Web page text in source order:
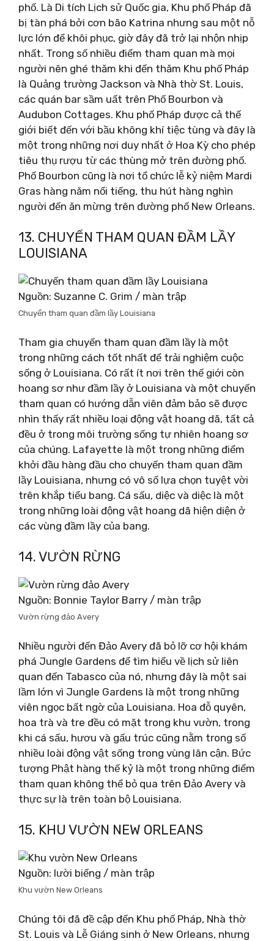
phố. Là Di tích Lịch sử Quốc gia, Khu phố Pháp đã
bị tàn phá bởi cơn bão Katrina nhưng sau một nỗ
lực lớn để khôi phục, giờ đây đã trở lại nhộn nhịp
nhất. Trong số nhiều điểm tham quan mà mọi
người nên ghé thăm khi đến thăm Khu phố Pháp
là Quảng trường Jackson và Nhà thờ St. Louis,
các quán bar sầm uất trên Phố Bourbon và
Audubon Cottages. Khu phố Pháp được cả thế
giới biết đến với bầu không khí tiệc tùng và đây là
một trong những nơi duy nhất ở Hoa Kỳ cho phép
tiêu thụ rượu từ các thùng mở trên đường phố.
Phố Bourbon cũng là nơi tổ chức lễ kỷ niệm Mardi
Gras hàng năm nổi tiếng, thu hút hàng nghìn
người đến ăn mừng trên đường phố New Orleans.
13. CHUYẾN THAM QUAN ĐẦM LẦY
LOUISIANA
Nguồn: Suzanne C. Grim / màn trập
Chuyến tham quan đầm lầy Louisiana
Tham gia chuyến tham quan đầm lầy là một
trong những cách tốt nhất để trải nghiệm cuộc
sống ở Louisiana. Có rất ít nơi trên thế giới còn
hoang sơ như đầm lầy ở Louisiana và một chuyến
tham quan có hướng dẫn viên đảm bảo sẽ được
nhìn thấy rất nhiều loại động vật hoang dã, tất cả
đều ở trong môi trường sống tự nhiên hoang sơ
của chúng. Lafayette là một trong những điểm
khởi đầu hàng đầu cho chuyến tham quan đầm
lầy Louisiana, nhưng có vô số lựa chọn tuyệt vời
trên khắp tiểu bang. Cá sấu, diệc và diệc là một
trong những loài động vật hoang dã hiện diện ở
các vùng đầm lầy của bang.
14. VƯỜN RỪNG
Nguồn: Bonnie Taylor Barry / màn trập
Vườn rừng đảo Avery
Nhiều người đến Đảo Avery đã bỏ lỡ cơ hội khám
phá Jungle Gardens để tìm hiểu về lịch sử liên
quan đến Tabasco của nó, nhưng đây là một sai
lầm lớn vì Jungle Gardens là một trong những
viên ngọc bất ngờ của Louisiana. Hoa đỗ quyên,
hoa trà và tre đều có mặt trong khu vườn, trong
khi cá sấu, hươu và gấu trúc cũng nằm trong số
nhiều loài động vật sống trong vùng lân cận. Bức
tượng Phật hàng thế kỷ là một trong những điểm
tham quan không thể bỏ qua trên Đảo Avery và
thực sự là trên toàn bộ Louisiana.
15. KHU VƯỜN NEW ORLEANS
Nguồn: lười biếng / màn trập
Khu vườn New Orleans
Chúng tôi đã đề cập đến Khu phố Pháp, Nhà thờ
St. Louis và Lễ Giáng sinh ở New Orleans, nhưng